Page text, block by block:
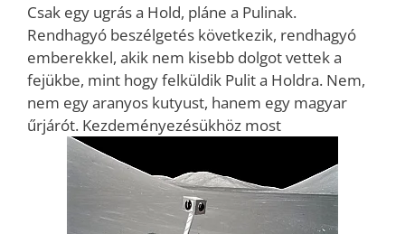
Csak egy ugrás a Hold, pláne a Pulinak.
Rendhagyó beszélgetés következik, rendhagyó
emberekkel, akik nem kisebb dolgot vettek a
fejükbe, mint hogy felküldik Pulit a Holdra. Nem,
nem egy aranyos kutyust, hanem egy magyar
űrjárót. Kezdeményezésükhöz most